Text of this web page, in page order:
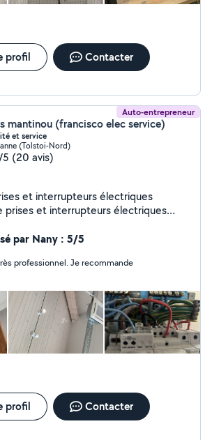
profil Contacter
Auto-entrepreneur
mantinou (francisco elec service)
et service
(Tolstoi-Nord)
5 (20 avis)
et interrupteurs électriques
prises et interrupteurs électriques
des bornes
complète des appartements
par Nany : 5/5
professionnel. Je recommande
profil Contacter